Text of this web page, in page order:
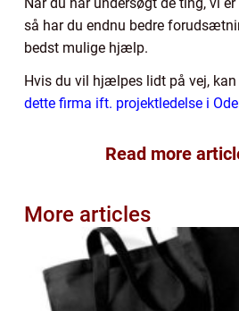
så har du endnu bedre
bedst mulige hjælp.
Hvis du vil hjælpes lidt på vej,
dette firma ift. projektledelse i
Read more
More articles